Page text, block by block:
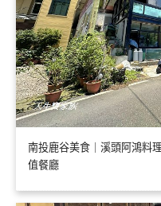
南投鹿谷美食｜溪頭阿鴻料
值餐廳